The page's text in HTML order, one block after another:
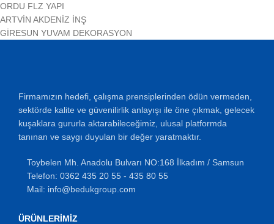
ORDU FLZ YAPI
ARTVİN AKDENİZ İNŞ
GİRESUN YUVAM DEKORASYON
Firmamızın hedefi, çalışma prensiplerinden ödün vermeden,
sektörde kalite ve güvenilirlik anlayışı ile öne çıkmak, gelecek
kuşaklara gururla aktarabileceğimiz, ulusal platformda
tanınan ve saygı duyulan bir değer yaratmaktır.
Toybelen Mh. Anadolu Bulvarı NO:168 İlkadım / Samsun
Telefon: 0362 435 20 55 - 435 80 55
Mail: info@bedukgroup.com
ÜRÜNLERIMIZ